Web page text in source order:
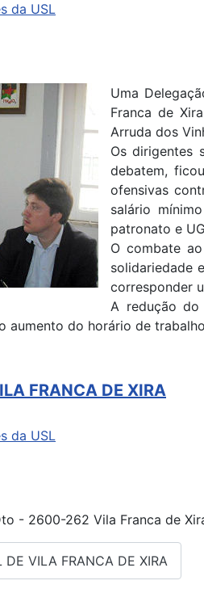
da USL
Uma
Franca de
Arruda dos
Os dirigentes
debatem,
ofensivas
salário
patronato e
O combate
solidariedade
corresponder
A redução
aumento do horário de
FRANCA DE XIRA
da USL
- 2600-262 Vila Franca de
VILA FRANCA DE XIRA